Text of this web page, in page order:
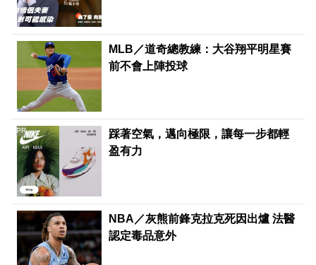
MLB／道奇總教練：大谷翔平明星賽
前不會上陣投球
踩著空氣，邁向極限，讓每一步都輕
盈有力
PR
NBA／灰熊前鋒克拉克死因出爐 法醫
認定毒品意外